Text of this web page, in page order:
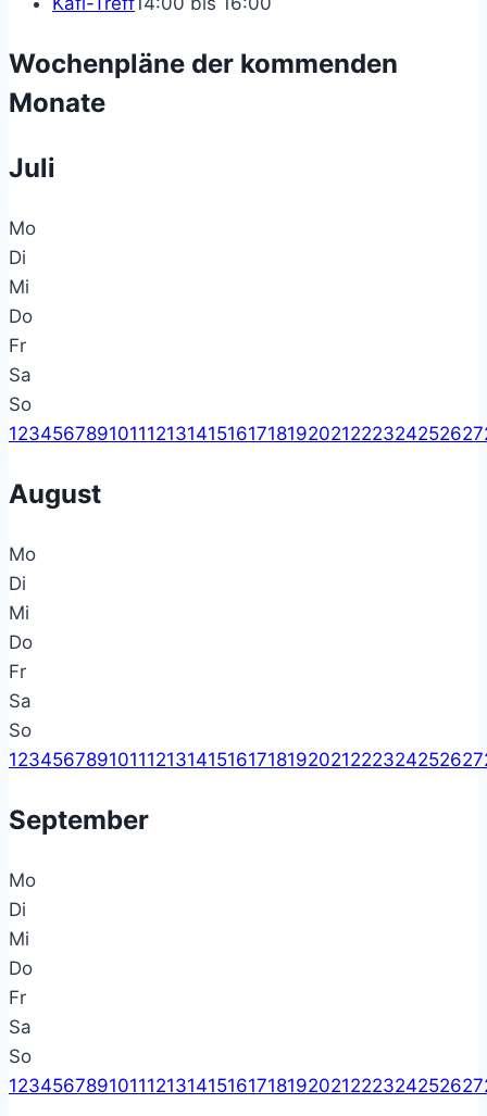
Wochenpläne der kommenden
Monate
Juli
Mo
Di
Mi
Do
Fr
Sa
So
123456789101112131415161718192021222324252627
August
Mo
Di
Mi
Do
Fr
Sa
So
123456789101112131415161718192021222324252627
September
Mo
Di
Mi
Do
Fr
Sa
So
123456789101112131415161718192021222324252627